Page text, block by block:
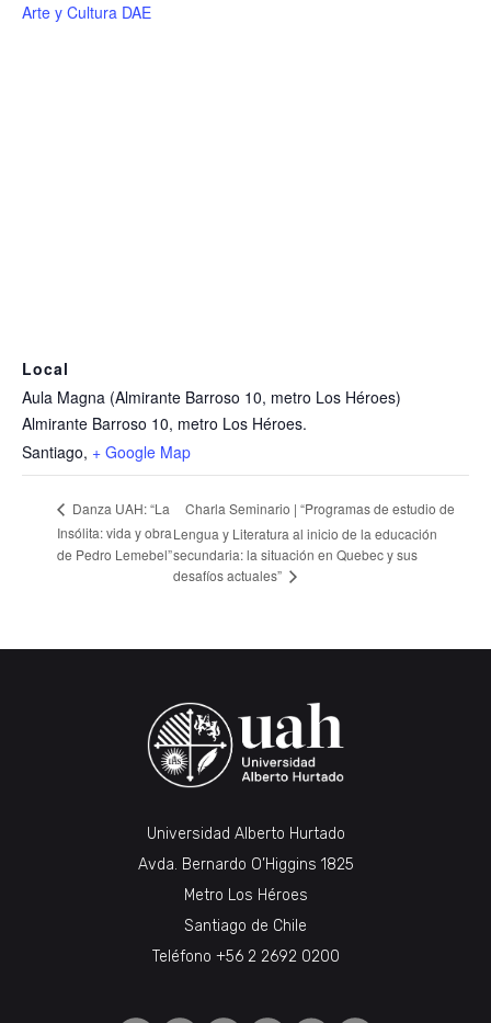
Arte y Cultura DAE
Local
Aula Magna (Almirante Barroso 10, metro Los Héroes)
Almirante Barroso 10, metro Los Héroes.
Santiago, + Google Map
Danza UAH: “La
Insólita: vida y obra
de Pedro Lemebel”
Charla Seminario | “Programas de estudio de
Lengua y Literatura al inicio de la educación
secundaria: la situación en Quebec y sus
desafíos actuales”
Universidad Alberto Hurtado
Avda. Bernardo O’Higgins 1825
Metro Los Héroes
Santiago de Chile
Teléfono +56 2 2692 0200